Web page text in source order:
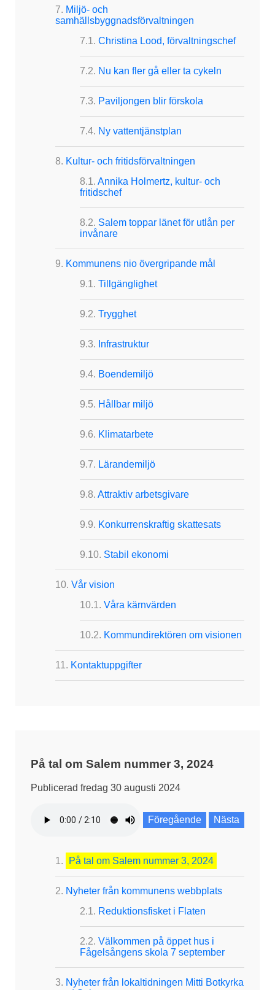
Miljö- och
samhällsbyggnadsförvaltningen
Christina Lood, förvaltningschef
Nu kan fler gå eller ta cykeln
Paviljongen blir förskola
Ny vattentjänstplan
Kultur- och fritidsförvaltningen
Annika Holmertz, kultur- och
fritidschef
Salem toppar länet för utlån per
invånare
Kommunens nio övergripande mål
Tillgänglighet
Trygghet
Infrastruktur
Boendemiljö
Hållbar miljö
Klimatarbete
Lärandemiljö
Attraktiv arbetsgivare
Konkurrenskraftig skattesats
Stabil ekonomi
Vår vision
Våra kärnvärden
Kommundirektören om visionen
Kontaktuppgifter
På tal om Salem nummer 3, 2024
Publicerad fredag 30 augusti 2024
Föregående Nästa
På tal om Salem nummer 3, 2024
Nyheter från kommunens webbplats
Reduktionsfisket i Flaten
Välkommen på öppet hus i
Fågelsångens skola 7 september
Nyheter från lokaltidningen Mitti Botkyrka